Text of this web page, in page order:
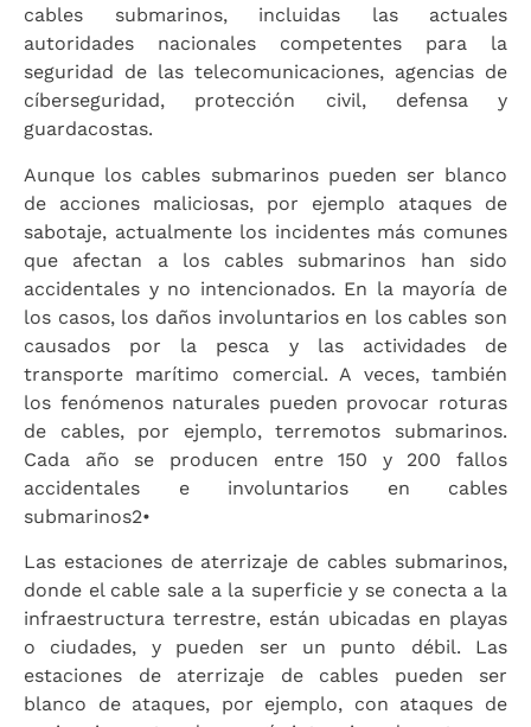
cables submarinos, incluidas las actuales
autoridades nacionales competentes para la
seguridad de las telecomunicaciones, agencias de
cíberseguridad, protección civil, defensa y
guardacostas.
Aunque los cables submarinos pueden ser blanco
de acciones maliciosas, por ejemplo ataques de
sabotaje, actualmente los incidentes más comunes
que afectan a los cables submarinos han sido
accidentales y no intencionados. En la mayoría de
los casos, los daños involuntarios en los cables son
causados por la pesca y las actividades de
transporte marítimo comercial. A veces, también
los fenómenos naturales pueden provocar roturas
de cables, por ejemplo, terremotos submarinos.
Cada año se producen entre 150 y 200 fallos
accidentales e involuntarios en cables
submarinos2•
Las estaciones de aterrizaje de cables submarinos,
donde el cable sale a la superficie y se conecta a la
infraestructura terrestre, están ubicadas en playas
o ciudades, y pueden ser un punto débil. Las
estaciones de aterrizaje de cables pueden ser
blanco de ataques, por ejemplo, con ataques de